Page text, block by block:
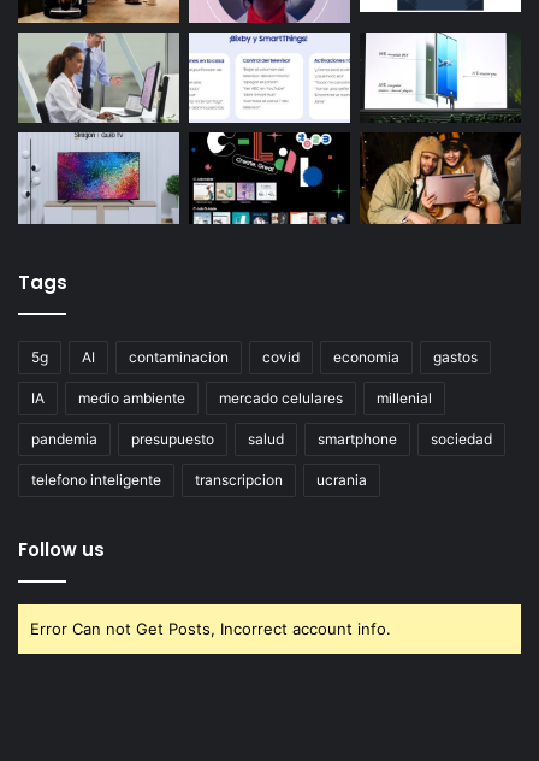
Tags
5g AI contaminacion covid economia gastos
IA medio ambiente mercado celulares millenial
pandemia presupuesto salud smartphone sociedad
telefono inteligente transcripcion ucrania
Follow us
Error Can not Get Posts, Incorrect account info.